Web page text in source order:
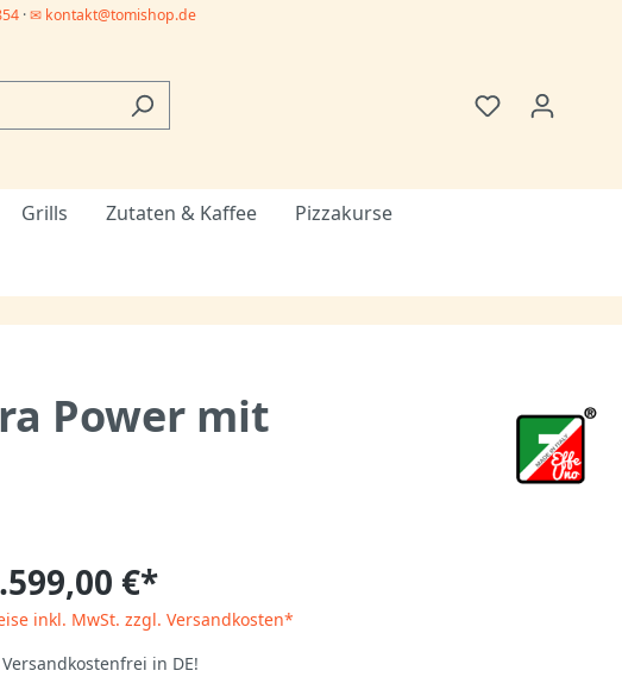
·✉ kontakt@tomishop.de
Grills Zutaten & Kaffee Pizzakurse
Power mit
€*
inkl. MwSt. zzgl. Versandkosten*
Versandkostenfrei in DE!